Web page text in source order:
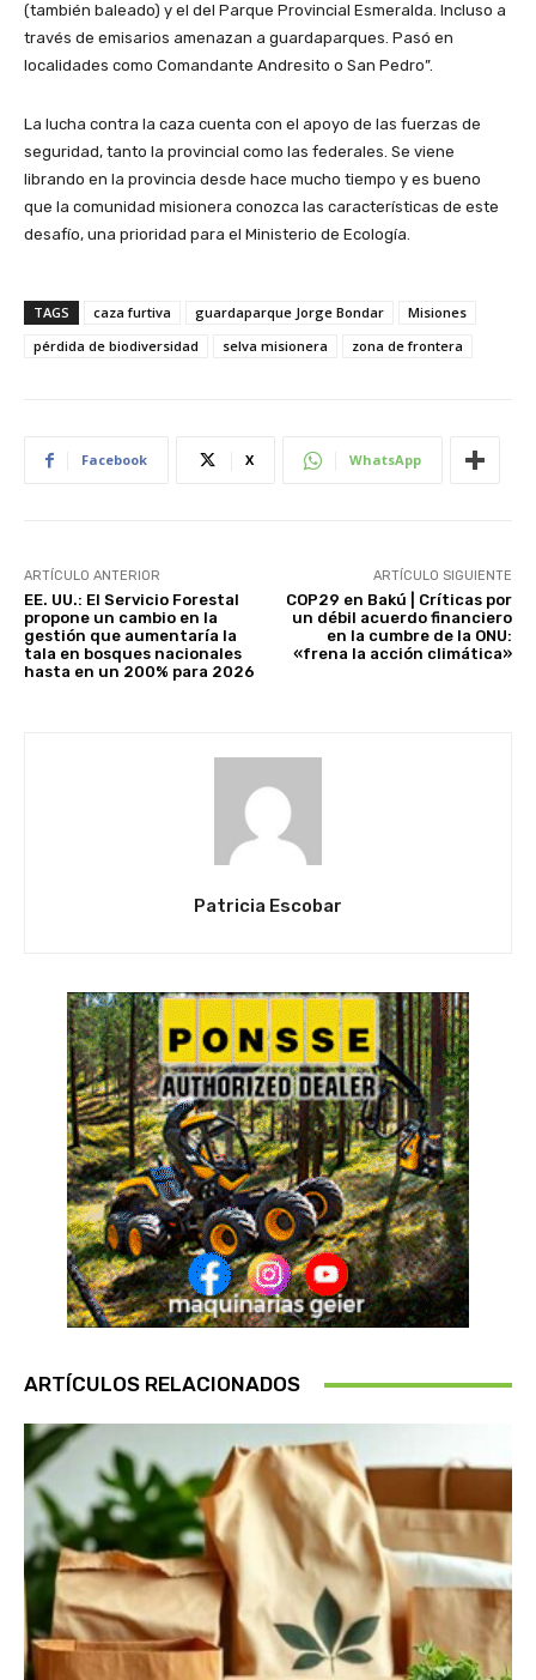
(también baleado) y el del Parque Provincial Esmeralda. Incluso a
través de emisarios amenazan a guardaparques. Pasó en
localidades como Comandante Andresito o San Pedro”.
La lucha contra la caza cuenta con el apoyo de las fuerzas de
seguridad, tanto la provincial como las federales. Se viene
librando en la provincia desde hace mucho tiempo y es bueno
que la comunidad misionera conozca las características de este
desafío, una prioridad para el Ministerio de Ecología.
TAGS caza furtiva guardaparque Jorge Bondar
Misiones
pérdida de biodiversidad
selva misionera zona de frontera
Facebook X WhatsApp
ARTÍCULO ANTERIOR
EE. UU.: El Servicio Forestal
propone un cambio en la
gestión que aumentaría la
tala en bosques nacionales
hasta en un 200% para 2026
ARTÍCULO SIGUIENTE
COP29 en Bakú | Críticas por
un débil acuerdo financiero
en la cumbre de la ONU:
«frena la acción climática»
Patricia Escobar
ARTÍCULOS RELACIONADOS